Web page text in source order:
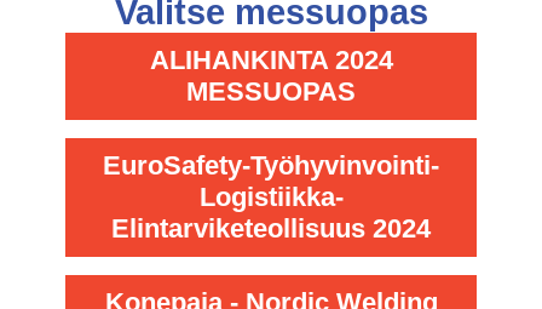
Valitse messuopas
ALIHANKINTA 2024
MESSUOPAS
EuroSafety-Työhyvinvointi-
Logistiikka-
Elintarviketeollisuus 2024
Konepaja - Nordic Welding